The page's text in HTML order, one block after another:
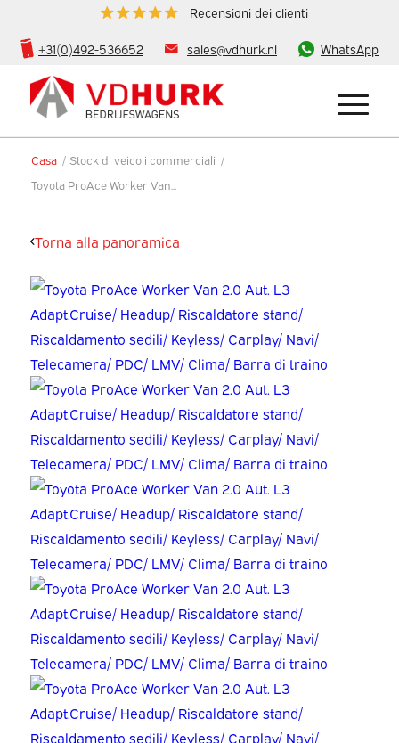
Recensioni dei clienti
+31(0)492-536652 sales@vdhurk.nl WhatsApp
Casa / Stock di veicoli commerciali /
Toyota ProAce Worker Van...
Torna alla panoramica